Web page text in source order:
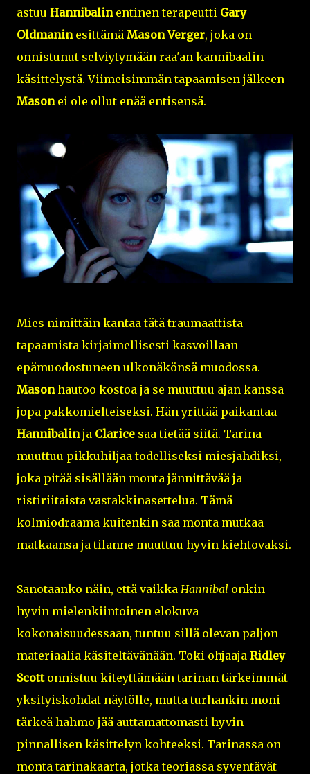
astuu Hannibalinentinen terapeutti Gary
Oldmaninesittämä Mason Verger, joka on
onnistunut selviytymään raa'an kannibaalin
käsittelystä. Viimeisimmän tapaamisen jälkeen
Masonei ole ollut enää entisensä.
Mies nimittäin kantaa tätä traumaattista
tapaamista kirjaimellisesti kasvoillaan
epämuodostuneen ulkonäkönsä muodossa.
Masonhautoo kostoa ja se muuttuu ajan kanssa
jopa pakkomielteiseksi. Hän yrittää paikantaa
Hannibalinja Clarice saa tietää siitä. Tarina
muuttuu pikkuhiljaa todelliseksi miesjahdiksi,
joka pitää sisällään monta jännittävää ja
ristiriitaista vastakkinasettelua. Tämä
kolmiodraama kuitenkin saa monta mutkaa
matkaansa ja tilanne muuttuu hyvin kiehtovaksi.
Sanotaanko näin, että vaikka Hannibal onkin
hyvin mielenkiintoinen elokuva
kokonaisuudessaan, tuntuu sillä olevan paljon
materiaalia käsiteltävänään. Toki ohjaaja Ridley
Scottonnistuu kiteyttämään tarinan tärkeimmät
yksityiskohdat näytölle, mutta turhankin moni
tärkeä hahmo jää auttamattomasti hyvin
pinnallisen käsittelyn kohteeksi. Tarinassa on
monta tarinakaarta, jotka teoriassa syventävät